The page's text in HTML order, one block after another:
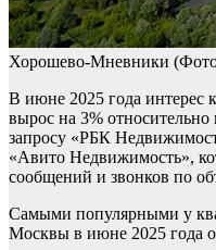
Хорошево-Мневники
В июне 2025 года интерес
вырос на 3%
запросу «РБК
«Авито Недвижимость»,
сообщений и звонков по
Самыми популярными у
Москвы в июне 2025 года